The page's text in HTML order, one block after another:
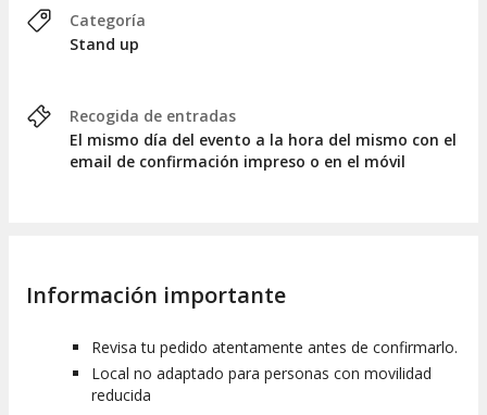
Categoría
Stand up
Recogida de entradas
El mismo día del evento a la hora del mismo con el
email de confirmación impreso o en el móvil
Información importante
Revisa tu pedido atentamente antes de confirmarlo.
Local no adaptado para personas con movilidad
reducida